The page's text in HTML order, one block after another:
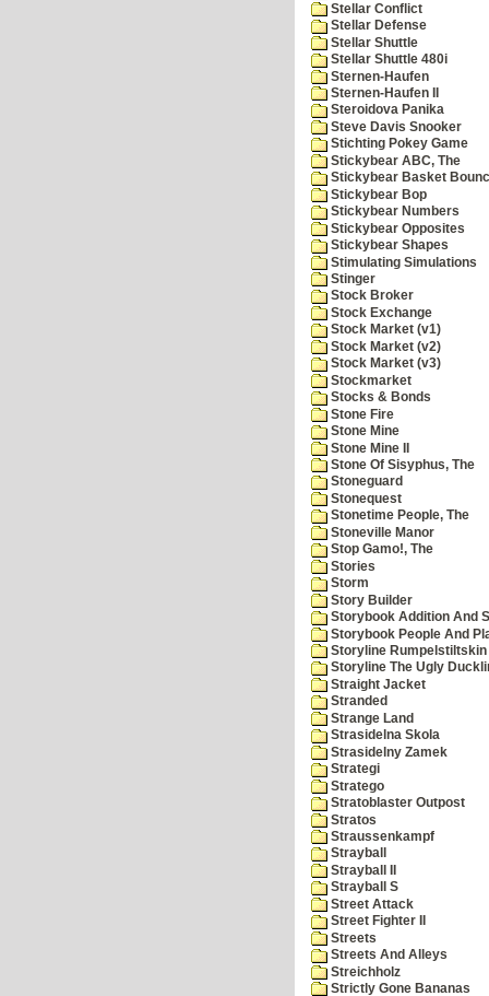
Stellar Conflict
Stellar Defense
Stellar Shuttle
Stellar Shuttle 480i
Sternen-Haufen
Sternen-Haufen II
Steroidova Panika
Steve Davis Snooker
Stichting Pokey Game
Stickybear ABC, The
Stickybear Basket
Stickybear Bop
Stickybear Numbers
Stickybear Opposites
Stickybear Shapes
Stimulating Simulations
Stinger
Stock Broker
Stock Exchange
Stock Market (v1)
Stock Market (v2)
Stock Market (v3)
Stockmarket
Stocks & Bonds
Stone Fire
Stone Mine
Stone Mine II
Stone Of Sisyphus, The
Stoneguard
Stonequest
Stonetime People, The
Stoneville Manor
Stop Gamo!, The
Stories
Storm
Story Builder
Storybook Addition And
Storybook People And
Storyline Rumpelstiltskin
Storyline The Ugly
Straight Jacket
Stranded
Strange Land
Strasidelna Skola
Strasidelny Zamek
Strategi
Stratego
Stratoblaster Outpost
Stratos
Straussenkampf
Strayball
Strayball II
Strayball S
Street Attack
Street Fighter II
Streets
Streets And Alleys
Streichholz
Strictly Gone Bananas